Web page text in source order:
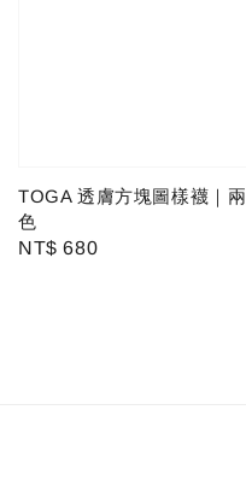
TOGA 透膚方塊圖樣襪｜兩
色
Regular
NT$ 680